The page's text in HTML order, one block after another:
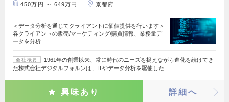
450万円 ～ 649万円 京都府
＜データ分析を通じてクライアントに価値提供を行います＞
各クライアントの販売/マーケティング/購買情報、業務量デ
ータを分析…
会社概要
1961年の創業以来、常に時代のニーズを捉えながら進化を続けてき
た株式会社デジタルフォルンは、ITやデータ分析を駆使した…
興味あり 詳細へ